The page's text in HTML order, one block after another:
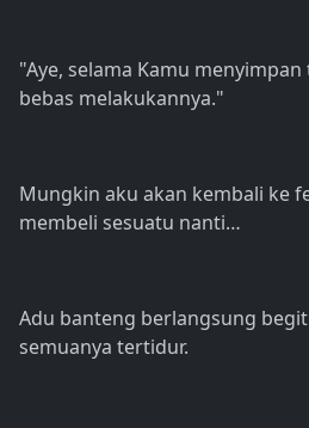
"Aye, selama Kamu
bebas melakukannya."
Mungkin aku akan kembali ke
membeli sesuatu nanti…
Adu banteng berlangsung
semuanya tertidur.